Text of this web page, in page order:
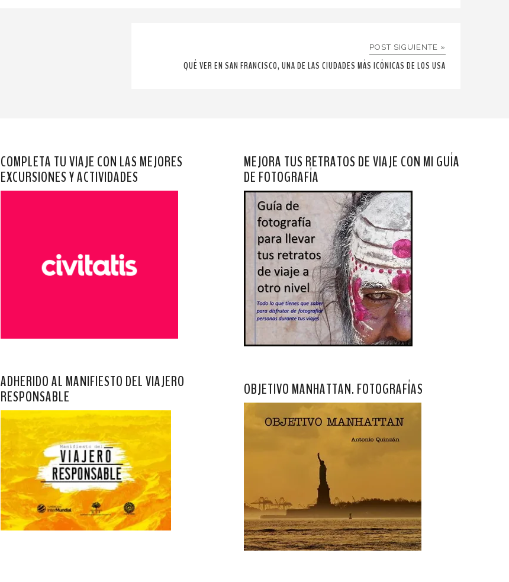
POST SIGUIENTE »
QUÉ VER EN SAN FRANCISCO, UNA DE LAS CIUDADES MÁS ICÓNICAS DE LOS USA
COMPLETA TU VIAJE CON LAS MEJORES
EXCURSIONES Y ACTIVIDADES
ADHERIDO AL MANIFIESTO DEL VIAJERO
RESPONSABLE
MEJORA TUS RETRATOS DE VIAJE CON MI GUÍA
DE FOTOGRAFÍA
OBJETIVO MANHATTAN. FOTOGRAFÍAS